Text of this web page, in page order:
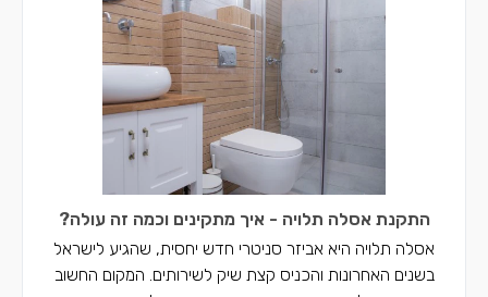
אינסטלטורים ברכסים
אינסטלטורים בכפר יאסיף
התקנת אסלה תלויה - איך מתקינים וכמה זה עולה?
אסלה תלויה היא אביזר סניטרי חדש יחסית, שהגיע לישראל
בשנים האחרונות והכניס קצת שיק לשירותים. המקום החשוב